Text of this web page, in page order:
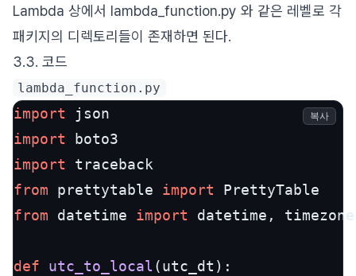
Lambda 상에서 lambda_function.py 와 같은 레벨로 각
패키지의 디렉토리들이 존재하면 된다.
3.3. 코드
lambda_function.py
import
import
import
from prettytable import
from datetime import datetime, timezone
def utc_to_local (utc_dt ):
복사